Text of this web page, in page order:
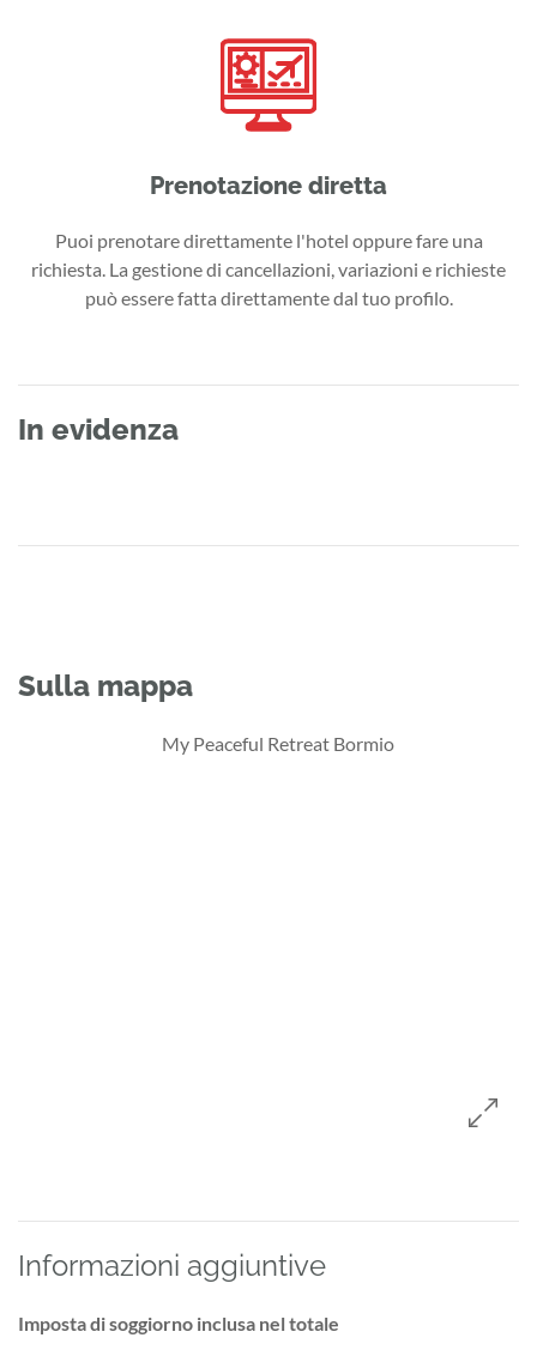
Prenotazione diretta
Puoi prenotare direttamente l'hotel oppure fare una
richiesta. La gestione di cancellazioni, variazioni e richieste
può essere fatta direttamente dal tuo profilo.
In evidenza
Sulla mappa
Informazioni aggiuntive
Imposta di soggiorno inclusa nel totale